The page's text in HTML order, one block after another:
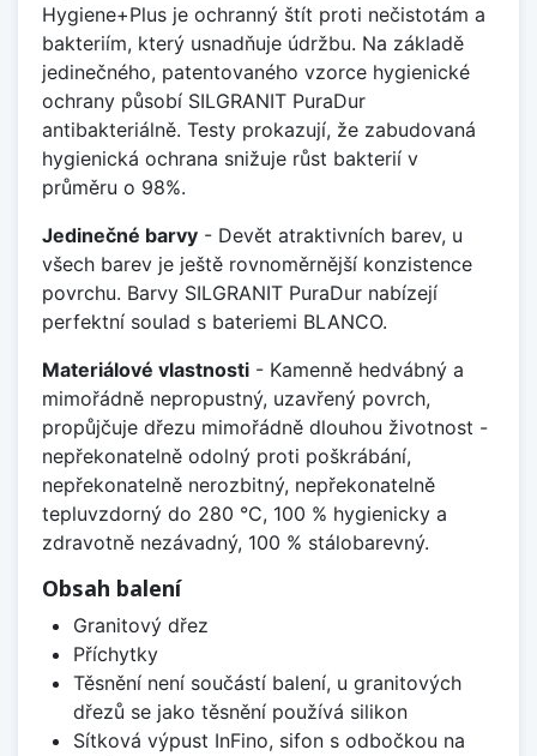
Hygiene+Plus je ochranný štít proti nečistotám a
bakteriím, který usnadňuje údržbu. Na základě
jedinečného, patentovaného vzorce hygienické
ochrany působí SILGRANIT PuraDur
antibakteriálně. Testy prokazují, že zabudovaná
hygienická ochrana snižuje růst bakterií v
průměru o 98%.
Jedinečné barvy - Devět atraktivních barev, u
všech barev je ještě rovnoměrnější konzistence
povrchu. Barvy SILGRANIT PuraDur nabízejí
perfektní soulad s bateriemi BLANCO.
Materiálové vlastnosti - Kamenně hedvábný a
mimořádně nepropustný, uzavřený povrch,
propůjčuje dřezu mimořádně dlouhou životnost -
nepřekonatelně odolný proti poškrábání,
nepřekonatelně nerozbitný, nepřekonatelně
tepluvzdorný do 280 °C, 100 % hygienicky a
zdravotně nezávadný, 100 % stálobarevný.
Obsah balení
Granitový dřez
Příchytky
Těsnění není součástí balení, u granitových
dřezů se jako těsnění používá silikon
Sítková výpust InFino, sifon s odbočkou na